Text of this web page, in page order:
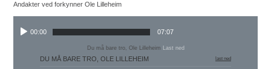
Andakter ved forkynner Ole Lilleheim
00:00 07:07
Du må bare tro, Ole Lilleheim Last ned
DU MÅ BARE TRO, OLE LILLEHEIM last ned